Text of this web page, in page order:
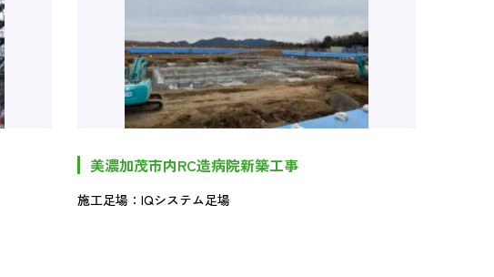
美濃加茂市内RC造病院新築工事
施工足場：IQシステム足場